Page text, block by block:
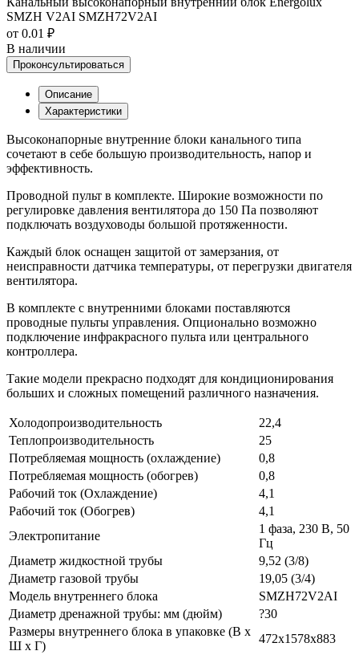
SMZH V2AI SMZH72V2AI
от 0.01 ₽
В наличии
Проконсультироваться
Описание
Характеристики
Высоконапорные внутренние блоки канального типа
сочетают в себе большую производительность, напор и
эффективность.
Проводной пульт в комплекте. Широкие возможности по
регулировке давления вентилятора до 150 Па позволяют
подключать воздуховоды большой протяженности.
Каждый блок оснащен защитой от замерзания, от
неисправности датчика температуры, от перегрузки двигателя
вентилятора.
В комплекте с внутренними блоками поставляются
проводные пульты управления. Опционально возможно
подключение инфракрасного пульта или центрального
контроллера.
Такие модели прекрасно подходят для кондиционирования
больших и сложных помещений различного назначения.
Холодопроизводительность
22,4
Теплопроизводительность
25
Потребляемая мощность (охлаждение)
0,8
Потребляемая мощность (обогрев)
0,8
Рабочий ток (Охлаждение)
4,1
Рабочий ток (Обогрев)
4,1
Электропитание
1 фаза, 230 В, 50
Гц
Диаметр жидкостной трубы
9,52 (3/8)
Диаметр газовой трубы
19,05 (3/4)
Модель внутреннего блока
SMZH72V2AI
Диаметр дренажной трубы: мм (дюйм)
?30
Размеры внутреннего блока в упаковке (В х
Ш х Г)
472x1578x883